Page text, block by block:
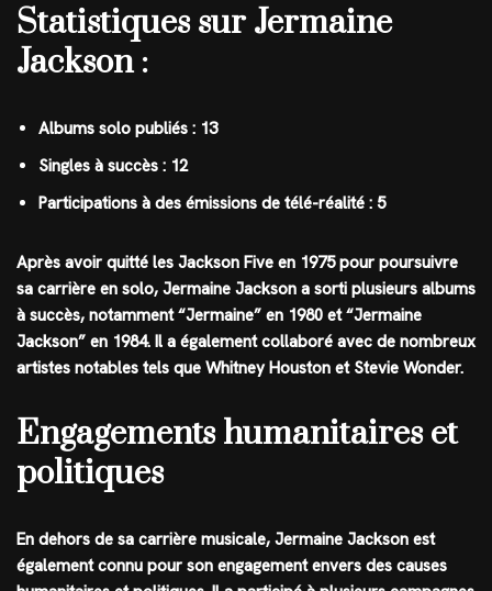
Statistiques sur Jermaine
Jackson :
Albums solo publiés : 13
Singles à succès : 12
Participations à des émissions de télé-réalité : 5
Après avoir quitté les Jackson Five en 1975 pour poursuivre
sa carrière en solo, Jermaine Jackson a sorti plusieurs albums
à succès, notamment “Jermaine” en 1980 et “Jermaine
Jackson” en 1984. Il a également collaboré avec de nombreux
artistes notables tels que Whitney Houston et Stevie Wonder.
Engagements humanitaires et
politiques
En dehors de sa carrière musicale, Jermaine Jackson est
également connu pour son engagement envers des causes